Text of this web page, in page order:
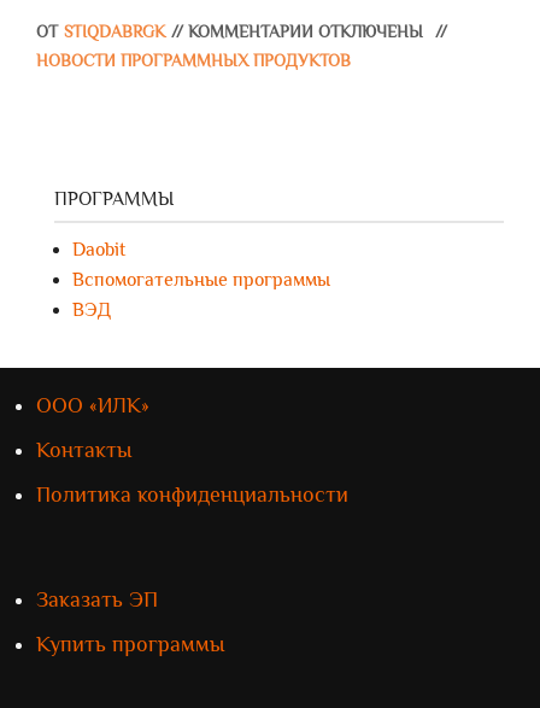
ОТ STIQDABRGK // КОММЕНТАРИИ ОТКЛЮЧЕНЫ
//
НОВОСТИ ПРОГРАММНЫХ ПРОДУКТОВ
ПРОГРАММЫ
Daobit
Вспомогательные программы
ВЭД
ООО «ИЛК»
Контакты
Политика конфиденциальности
Заказать ЭП
Купить программы